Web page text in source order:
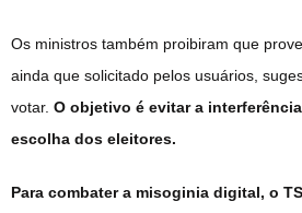
Os ministros também proibiram que
ainda que solicitado pelos usuários,
votar. O objetivo é evitar a
escolha dos eleitores.
Para combater a misoginia digital, o